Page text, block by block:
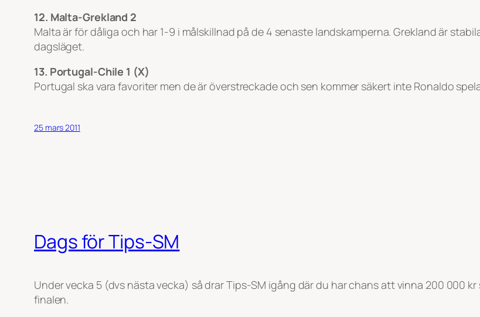
12. Malta-Grekland 2
Malta är för dåliga och har 1-9 i målskillnad på de 4 senaste landskamperna. Grekland är
dagsläget.
13. Portugal-Chile 1 (X)
Portugal ska vara favoriter men de är överstreckade och sen kommer säkert inte Ronaldo
25 mars 2011
Dags för Tips-SM
Under vecka 5 (dvs nästa vecka) så drar Tips-SM igång där du har chans att vinna 200 000
finalen.